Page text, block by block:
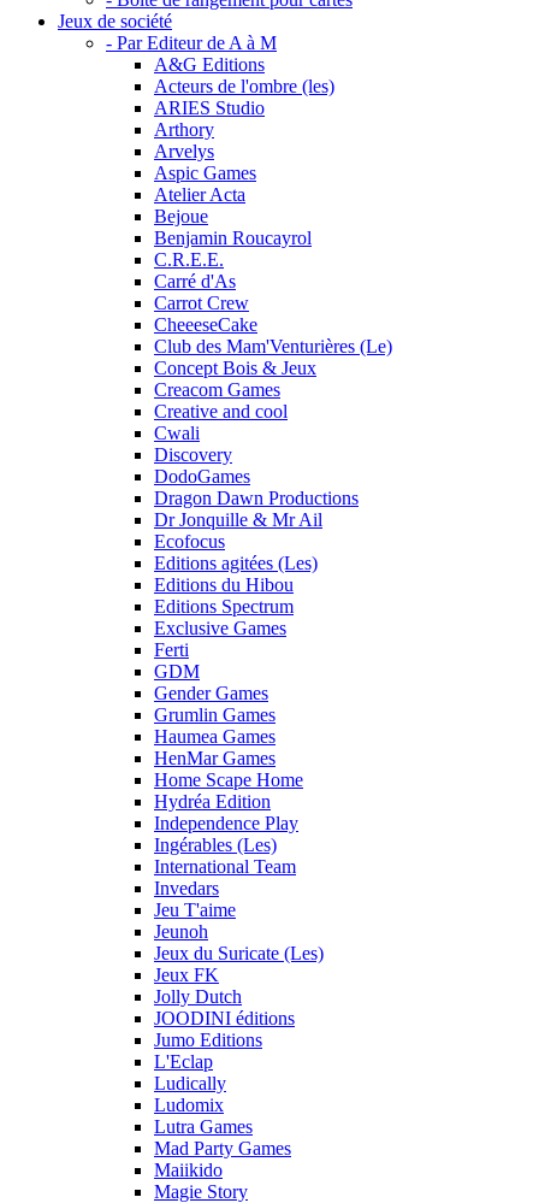
Jeux de société
- Par Editeur de A à M
A&G Editions
Acteurs de l'ombre (les)
ARIES Studio
Arthory
Arvelys
Aspic Games
Atelier Acta
Bejoue
Benjamin Roucayrol
C.R.E.E.
Carré d'As
Carrot Crew
CheeeseCake
Club des Mam'Venturières (Le)
Concept Bois & Jeux
Creacom Games
Creative and cool
Cwali
Discovery
DodoGames
Dragon Dawn Productions
Dr Jonquille & Mr Ail
Ecofocus
Editions agitées (Les)
Editions du Hibou
Editions Spectrum
Exclusive Games
Ferti
GDM
Gender Games
Grumlin Games
Haumea Games
HenMar Games
Home Scape Home
Hydréa Edition
Independence Play
Ingérables (Les)
International Team
Invedars
Jeu T'aime
Jeunoh
Jeux du Suricate (Les)
Jeux FK
Jolly Dutch
JOODINI éditions
Jumo Editions
L'Eclap
Ludically
Ludomix
Lutra Games
Mad Party Games
Maiikido
Magie Story